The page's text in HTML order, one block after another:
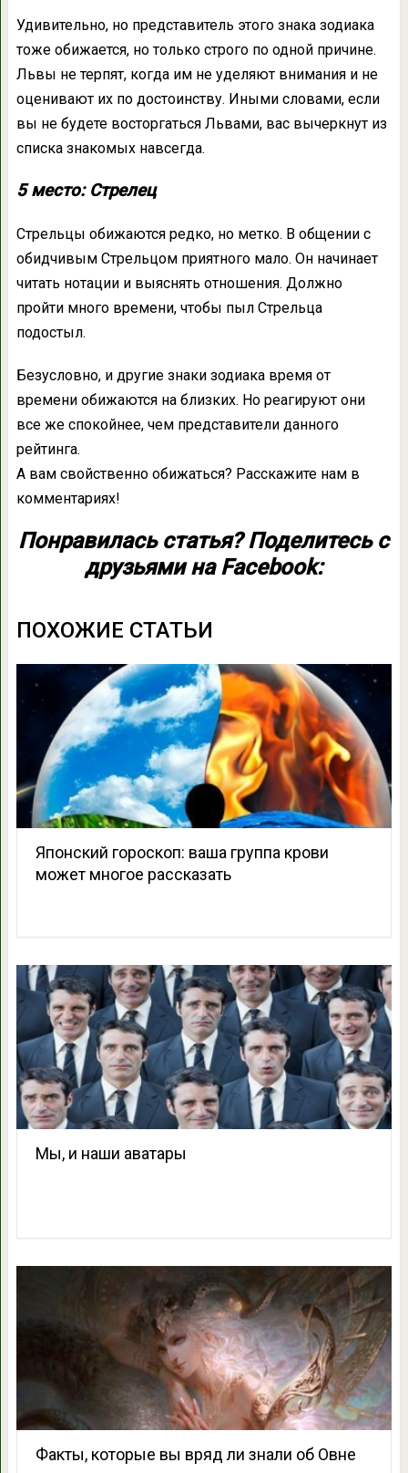
Удивительно, но представитель этого знака зодиака
тоже обижается, но только строго по одной причине.
Львы не терпят, когда им не уделяют внимания и не
оценивают их по достоинству. Иными словами, если
вы не будете восторгаться Львами, вас вычеркнут из
списка знакомых навсегда.
5 место: Стрелец
Стрельцы обижаются редко, но метко. В общении с
обидчивым Стрельцом приятного мало. Он начинает
читать нотации и выяснять отношения. Должно
пройти много времени, чтобы пыл Стрельца
подостыл.
Безусловно, и другие знаки зодиака время от
времени обижаются на близких. Но реагируют они
все же спокойнее, чем представители данного
рейтинга.
А вам свойственно обижаться? Расскажите нам в
комментариях!
Понравилась статья? Поделитесь с
друзьями на Facebook:
ПОХОЖИЕ СТАТЬИ
Японский гороскоп: ваша группа крови
может многое рассказать
Мы, и наши аватары
Факты, которые вы вряд ли знали об Овне